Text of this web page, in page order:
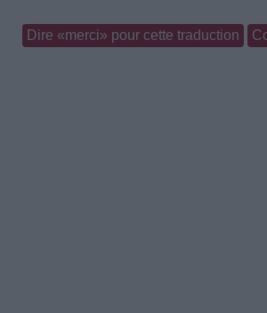
Dire «merci» pour cette traduction